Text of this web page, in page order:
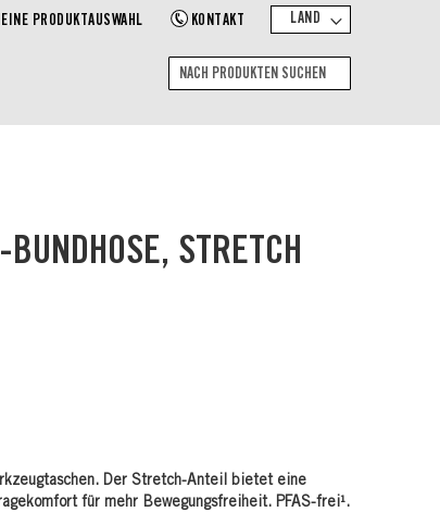
PRODUKTAUSWAHL KONTAKT LAND
STRETCH
Der Stretch-Anteil bietet eine
für mehr Bewegungsfreiheit. PFAS-frei¹.